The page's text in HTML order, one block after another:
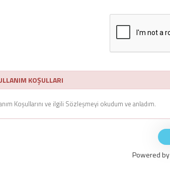
KOŞULLARI
Koşullarını ve ilgili Sözleşmeyi okudum ve anladım.
Powered by